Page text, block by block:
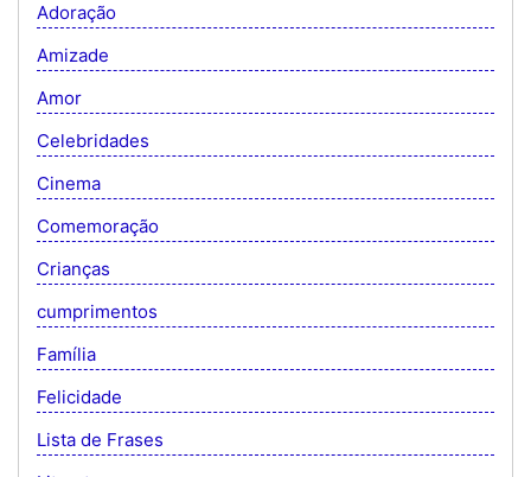
Adoração
Amizade
Amor
Celebridades
Cinema
Comemoração
Crianças
cumprimentos
Família
Felicidade
Lista de Frases